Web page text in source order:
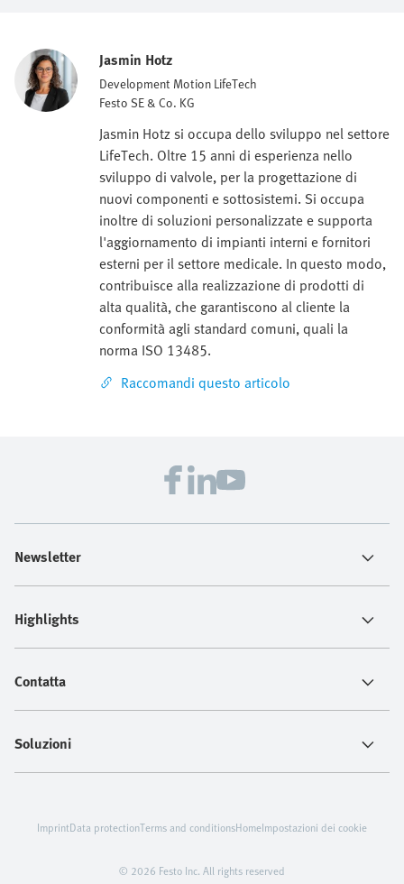
Jasmin Hotz
Development Motion LifeTech
Festo SE & Co. KG
Jasmin Hotz si occupa dello sviluppo nel settore
LifeTech. Oltre 15 anni di esperienza nello
sviluppo di valvole, per la progettazione di
nuovi componenti e sottosistemi. Si occupa
inoltre di soluzioni personalizzate e supporta
l'aggiornamento di impianti interni e fornitori
esterni per il settore medicale. In questo modo,
contribuisce alla realizzazione di prodotti di
alta qualità, che garantiscono al cliente la
conformità agli standard comuni, quali la
norma ISO 13485.
Raccomandi questo articolo
Newsletter
Highlights
Contatta
Soluzioni
© 2026 Festo Inc. All rights reserved
ImprintData protectionTerms and conditionsHomeImpostazioni dei cookie